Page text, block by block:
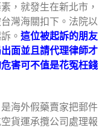
，就發生在新北市，
灣海關扣下。法院以
。 這位被起訴的朋友
面並且請代理律師才
害可不值是花冤枉錢
海外假藥賣家把郵件
貨運承攬公司處理報